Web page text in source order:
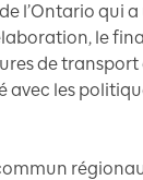
l’Ontario qui
le
de transport
les